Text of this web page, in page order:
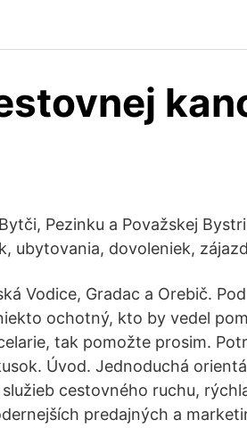
Pezinku a Považskej
ubytovania, dovoleniek,
Vodice, Gradac a Orebič.
ochotný, kto by vedel
tak pomožte prosim.
Úvod. Jednoduchá
cestovného ruchu,
predajných a